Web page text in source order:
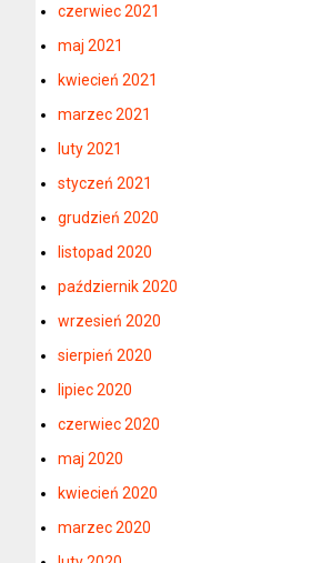
czerwiec 2021
maj 2021
kwiecień 2021
marzec 2021
luty 2021
styczeń 2021
grudzień 2020
listopad 2020
październik 2020
wrzesień 2020
sierpień 2020
lipiec 2020
czerwiec 2020
maj 2020
kwiecień 2020
marzec 2020